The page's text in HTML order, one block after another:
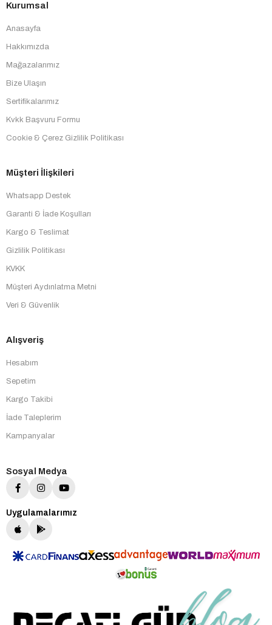
Kurumsal
Anasayfa
Hakkımızda
Mağazalarımız
Bize Ulaşın
Sertifikalarımız
Kvkk Başvuru Formu
Cookie & Çerez Gizlilik Politikası
Müşteri İlişkileri
Whatsapp Destek
Garanti & İade Koşulları
Kargo & Teslimat
Gizlilik Politikası
KVKK
Müşteri Aydınlatma Metni
Veri & Güvenlik
Alışveriş
Hesabım
Sepetim
Kargo Takibi
İade Taleplerim
Kampanyalar
Sosyal Medya
Uygulamalarımız